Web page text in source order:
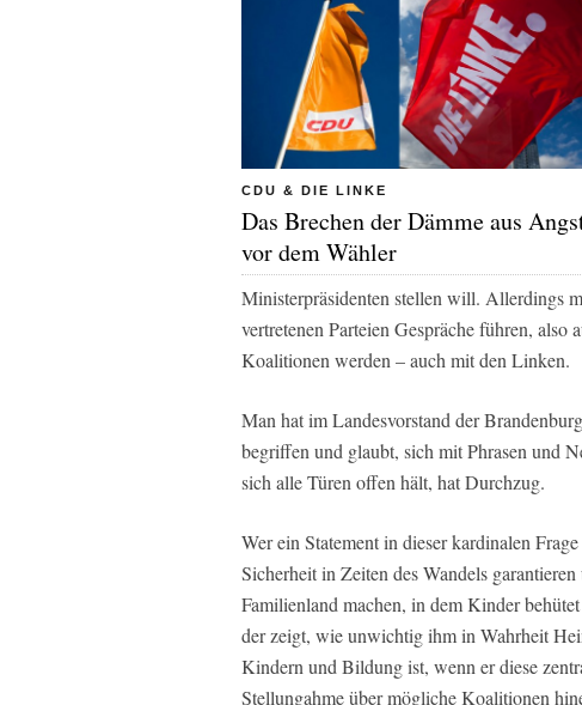
CDU & DIE LINKE
Das Brechen der Dämme aus
vor dem Wähler
Ministerpräsidenten stellen will. Allerdings
vertretenen Parteien Gespräche führen,
Koalitionen werden – auch mit den Linken.
Man hat im Landesvorstand der
begriffen und glaubt, sich mit Phrasen und
sich alle Türen offen hält, hat Durchzug.
Wer ein Statement in dieser kardinalen
Sicherheit in Zeiten des Wandels
Familienland machen, in dem Kinder
der zeigt, wie unwichtig ihm in Wahrheit
Kindern und Bildung ist, wenn er diese
Stellungahme über mögliche Koalitionen